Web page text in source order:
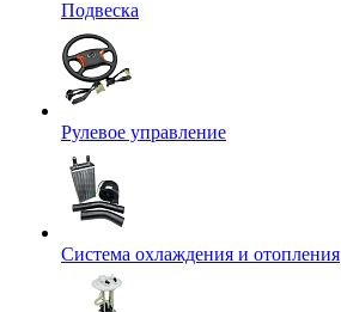
Подвеска
Рулевое управление
Система охлаждения и отопления